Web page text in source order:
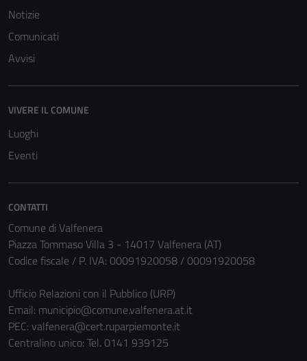
Notizie
Comunicati
Avvisi
VIVERE IL COMUNE
Luoghi
Eventi
CONTATTI
Comune di Valfenera
Piazza Tommaso Villa 3 - 14017 Valfenera (AT)
Codice fiscale / P. IVA: 00091920058 / 00091920058
Ufficio Relazioni con il Pubblico (URP)
Email: municipio@comune.valfenera.at.it
PEC: valfenera@cert.ruparpiemonte.it
Centralino unico: Tel. 0141 939125